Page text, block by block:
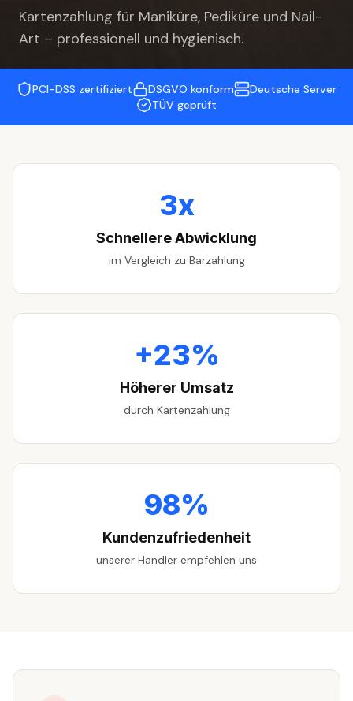
Kartenzahlung für Maniküre, Pediküre und Nail-
Art – professionell und hygienisch.
PCI-DSS zertifiziert DSGVO konform
Deutsche Server
TÜV geprüft
3x
Schnellere Abwicklung
im Vergleich zu Barzahlung
+23%
Höherer Umsatz
durch Kartenzahlung
98%
Kundenzufriedenheit
unserer Händler empfehlen uns